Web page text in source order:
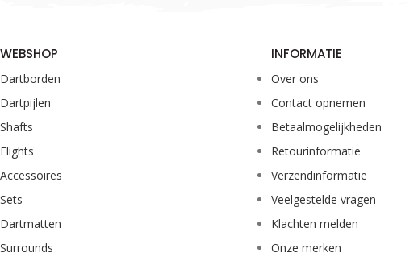
WEBSHOP
Dartborden
Dartpijlen
Shafts
Flights
Accessoires
Sets
Dartmatten
Surrounds
INFORMATIE
Over ons
Contact opnemen
Betaalmogelijkheden
Retourinformatie
Verzendinformatie
Veelgestelde vragen
Klachten melden
Onze merken